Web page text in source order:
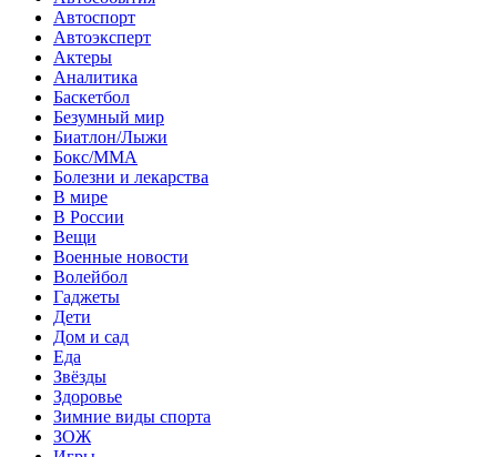
Автоспорт
Автоэксперт
Актеры
Аналитика
Баскетбол
Безумный мир
Биатлон/Лыжи
Бокс/MMA
Болезни и лекарства
В мире
В России
Вещи
Военные новости
Волейбол
Гаджеты
Дети
Дом и сад
Еда
Звёзды
Здоровье
Зимние виды спорта
ЗОЖ